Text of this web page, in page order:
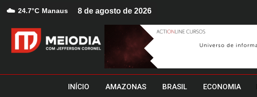
☁️ 24.7°C Manaus 8 de agosto de 2026
INÍCIO AMAZONAS BRASIL ECONOMIA